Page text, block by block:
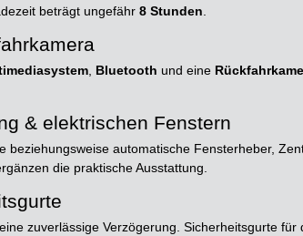
beträgt ungefähr 8 Stunden.
, Bluetooth und eine
& elektrischen Fenstern
beziehungsweise automatische Fensterheber,
die praktische Ausstattung.
zuverlässige Verzögerung. Sicherheitsgurte